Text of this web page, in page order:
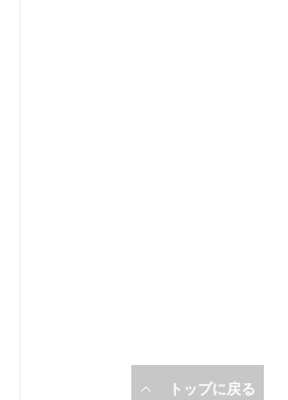
トップに戻る